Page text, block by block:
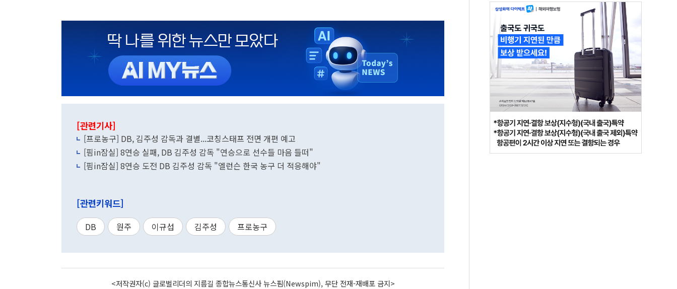
[관련기사]
[프로농구] DB, 김주성 감독과 결별...코칭스태프 전면 개편 예고
[핌in잠실] 8연승 실패, DB 김주성 감독 "연승으로 선수들 마음 들떠"
[핌in잠실] 8연승 도전 DB 김주성 감독 "엘런슨 한국 농구 더 적응해야"
[관련키워드]
DB 원주 이규섭 김주성 프로농구
<저작권자(c) 글로벌리더의 지름길 종합뉴스통신사 뉴스핌(Newspim), 무단 전재-재배포 금지>